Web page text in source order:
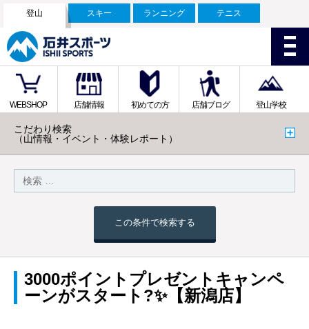
登山 スキー ランニング テニス
WEBSHOP 店舗情報 初めての方 店舗ブログ 登山学校
こだわり検索
（山情報・イベント・体験レポート）
この条件で検索する
3000ポイントプレゼントキャンペ
ーンがスタート?✨【新潟店】